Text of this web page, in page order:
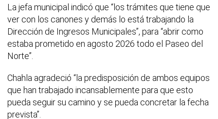
La jefa municipal indicó que “los trámites que tiene que
ver con los canones y demás lo está trabajando la
Dirección de Ingresos Municipales”, para “abrir como
estaba prometido en agosto 2026 todo el Paseo del
Norte”.
Chahla agradeció “la predisposición de ambos equipos
que han trabajado incansablemente para que esto
pueda seguir su camino y se pueda concretar la fecha
prevista”.